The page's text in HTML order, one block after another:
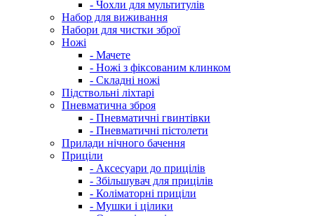
- Чохли для мультитулів
Набор для виживання
Набори для чистки зброї
Ножі
- Мачете
- Ножі з фіксованим клинком
- Складні ножі
Підствольні ліхтарі
Пневматична зброя
- Пневматичні гвинтівки
- Пневматичні пістолети
Прилади нічного бачення
Приціли
- Аксесуари до прицілів
- Збільшувач для прицілів
- Коліматорні приціли
- Мушки і цілики